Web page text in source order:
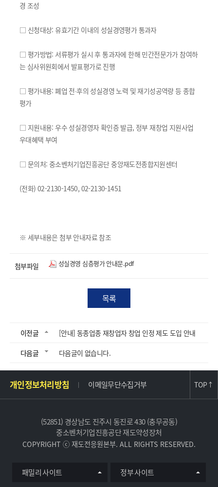
경 조성
□ 신청대상: 유효기간 이내의 성실경영평가 통과자
□ 평가방법: 서류평가 실시 후 통과자에 한해 민간전문가가 참여하
는 심사위원회에서 발표평가로 진행
□ 평가내용: 폐업 전∙후의 성실경영 노력 및 재기성공역량 등 종합
평가
□ 지원내용: 우수 성실경영자 확인증 발급, 정부 재창업 지원사업
우대혜택 부여
□ 문의처: 중소벤처기업진흥공단 중앙재도전종합지원센터
(전화) 02-2130-1450, 02-2130-1451
※ 세부내용은 첨부 안내자료 참조
첨부파일 성실경영 심층평가 안내문.pdf
목록
이전글 [안내] 동종업종 재창업자 창업 인정 제도 도입 안내
다음글 다음글이 없습니다.
및
개인정보처리방침 이메일무단수집거부 TOP ↑
(52851) 경상남도 진주시 동진로 430 (충무공동)
중소벤처기업진흥공단 재도약성장처
COPYRIGHT ⓒ 재도전응원본부. ALL RIGHTS RESERVED.
패밀리 사이트 정부 사이트